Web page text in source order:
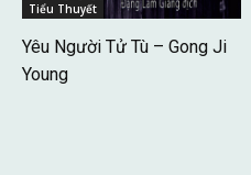
Tiểu Thuyết
Yêu Người Tử Tù – Gong Ji
Young